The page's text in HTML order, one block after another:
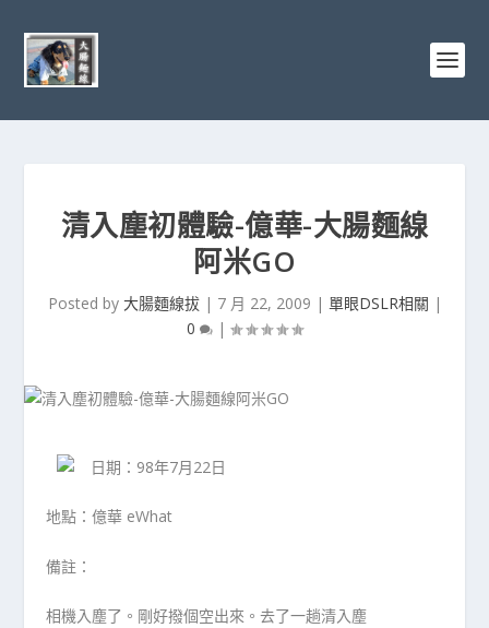
清入塵初體驗-億華-大腸麵線
阿米GO
Posted by 大腸麵線拔| 7 月 22, 2009 | 單眼DSLR相關 |
0
|
日期：98年7月22日
地點：億華 eWhat
備註：
相機入塵了。剛好撥個空出來。去了一趟清入塵